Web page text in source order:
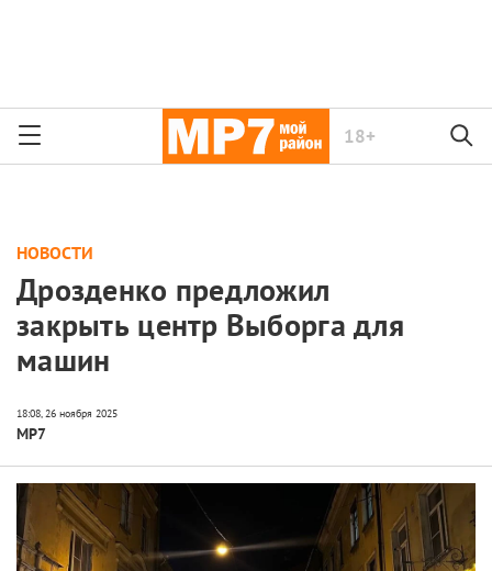
18+
НОВОСТИ
Дрозденко предложил
закрыть центр Выборга для
машин
МР7